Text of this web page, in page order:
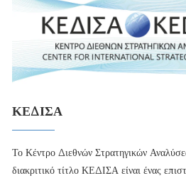
ΚΕΔΙΣΑ
Το Κέντρο Διεθνών Στρατηγικών
διακριτικό τίτλο ΚΕΔΙΣΑ είναι ένας